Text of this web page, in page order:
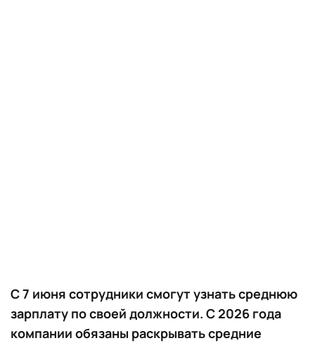
С 7 июня сотрудники смогут узнать среднюю
зарплату по своей должности. С 2026 года
компании обязаны раскрывать средние